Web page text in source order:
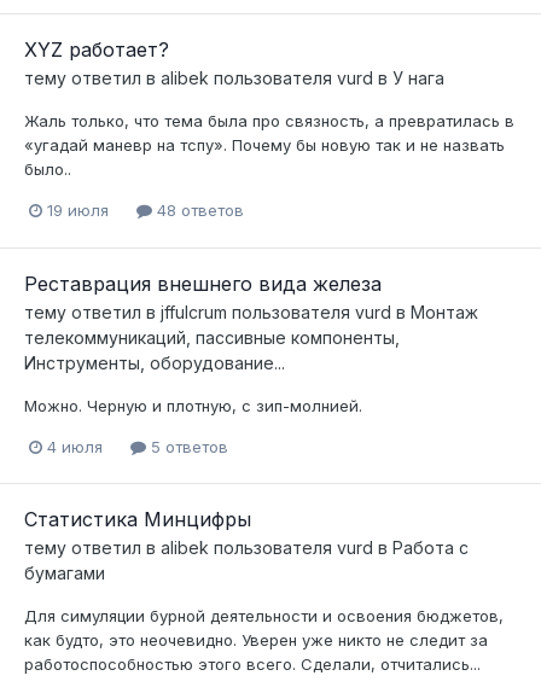
XYZ работает?
тему ответил в alibek пользователя vurd в У нага
Жаль только, что тема была про связность, а превратилась в
«угадай маневр на тспу». Почему бы новую так и не назвать
было..
19 июля 48 ответов
Реставрация внешнего вида железа
тему ответил в jffulcrum пользователя vurd в Монтаж
телекоммуникаций, пассивные компоненты,
Инструменты, оборудование...
Можно. Черную и плотную, с зип-молнией.
4 июля 5 ответов
Статистика Минцифры
тему ответил в alibek пользователя vurd в Работа с
бумагами
Для симуляции бурной деятельности и освоения бюджетов,
как будто, это неочевидно. Уверен уже никто не следит за
работоспособностью этого всего. Сделали, отчитались...